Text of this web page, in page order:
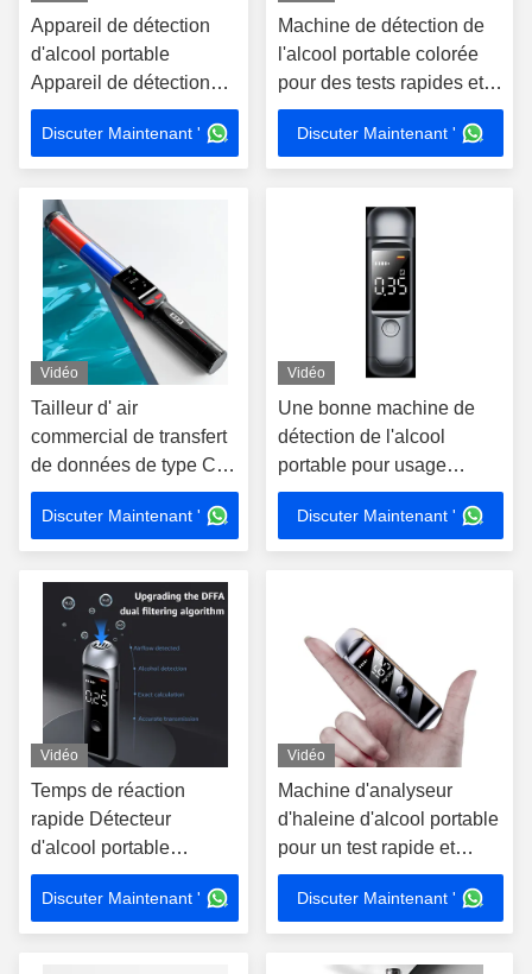
Appareil de détection
d'alcool portable
Appareil de détection
d'alcool portable
Discuter Maintenant '
Machine de détection de
l'alcool portable colorée
pour des tests rapides et
fiables XJ1000
Discuter Maintenant '
Vidéo
Tailleur d' air
commercial de transfert
de données de type C
pour une plage de 0 à
400 mg/100 ml
Discuter Maintenant '
Vidéo
Une bonne machine de
détection de l'alcool
portable pour usage
personnel
Discuter Maintenant '
Vidéo
Temps de réaction
rapide Détecteur
d'alcool portable
Machine de poche léger
Testeur d'haleine
d'alcool Mr noir 1000
Discuter Maintenant '
Vidéo
Machine d'analyseur
d'haleine d'alcool portable
pour un test rapide et
fiable Mr Black 1000
Discuter Maintenant '